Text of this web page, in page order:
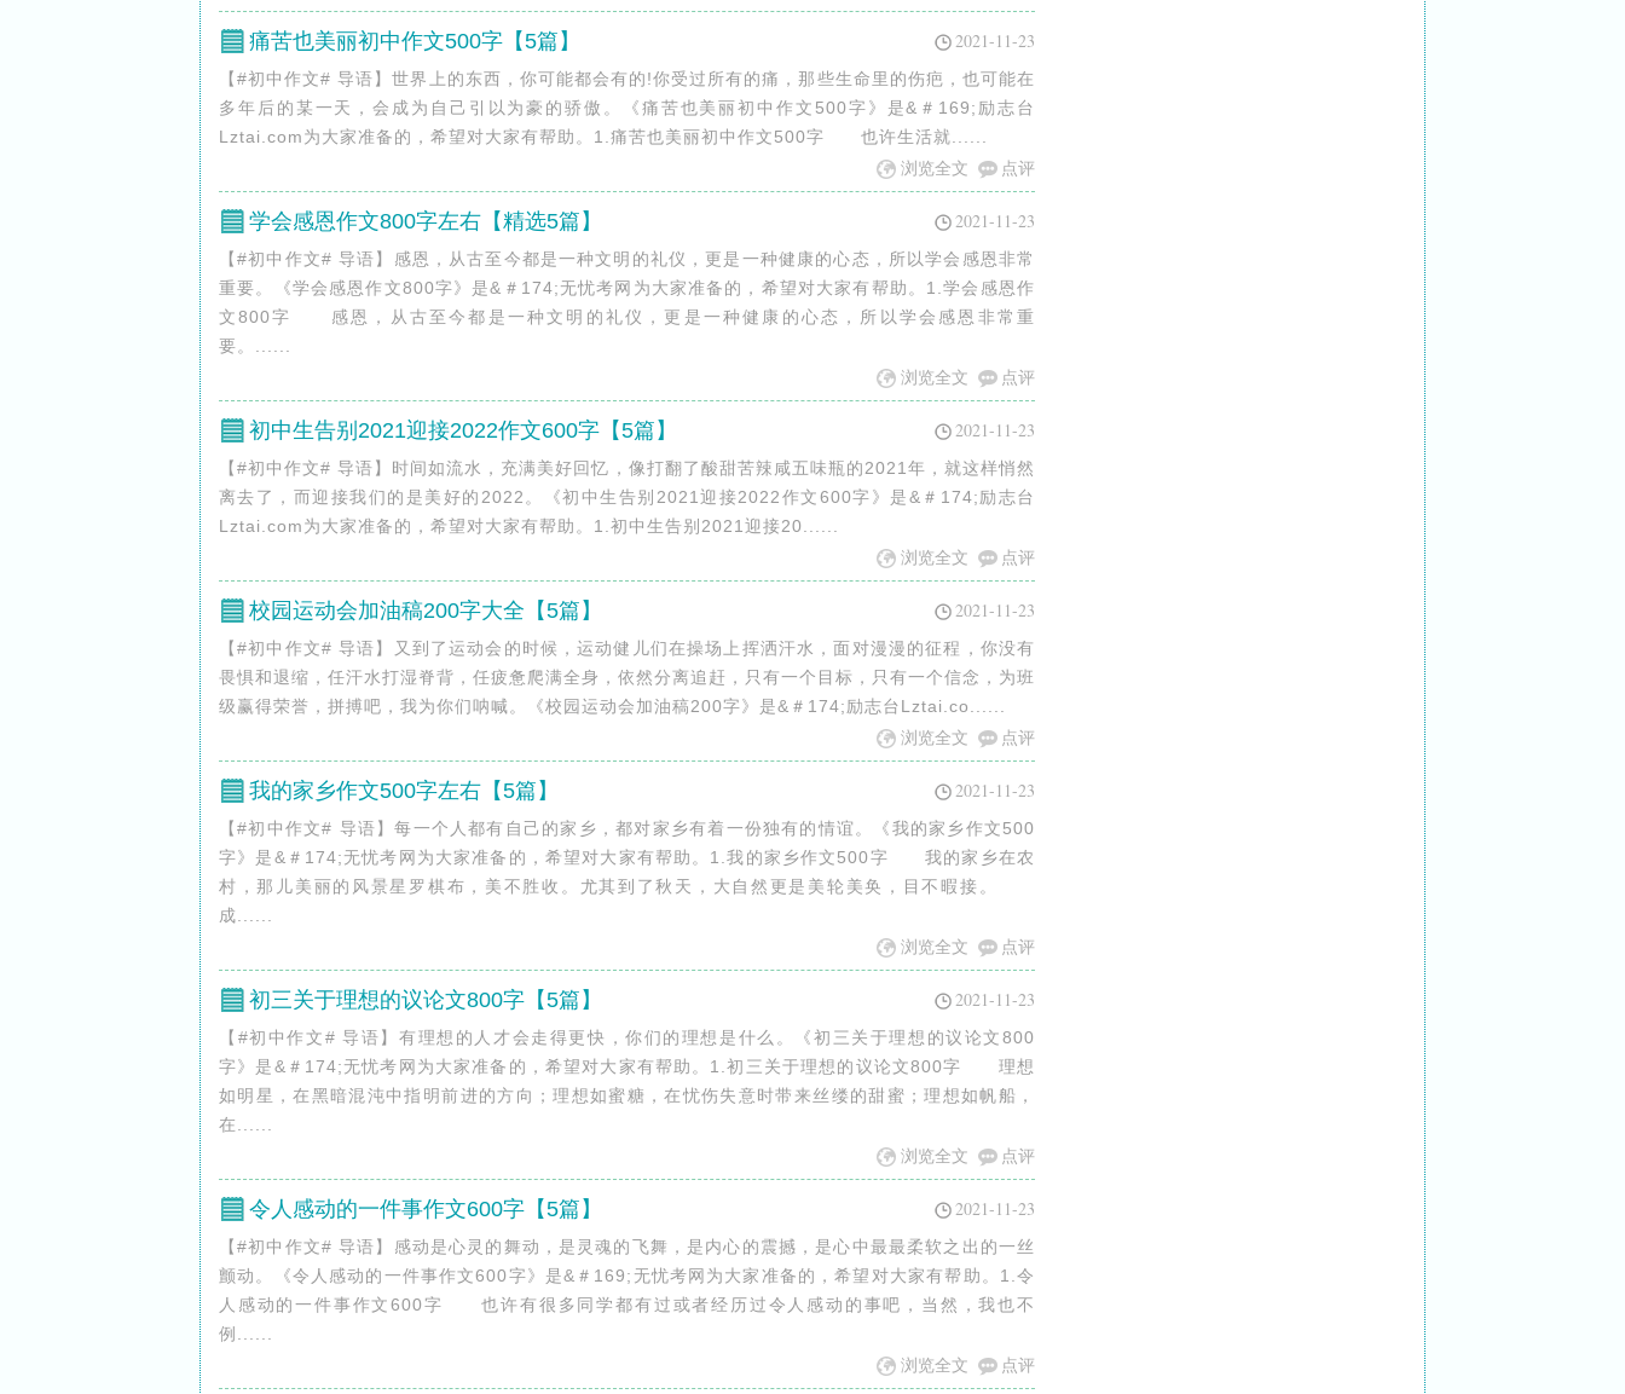
痛苦也美丽初中作文500字【5篇】 2021-11-23
【#初中作文# 导语】世界上的东西，你可能都会有的!你受过所有的痛，那些生命里的伤疤，也可能在
多年后的某一天，会成为自己引以为豪的骄傲。《痛苦也美丽初中作文500字》是&＃169;励志台
Lztai.com为大家准备的，希望对大家有帮助。1.痛苦也美丽初中作文500字 也许生活就......
浏览全文 点评
学会感恩作文800字左右【精选5篇】 2021-11-23
【#初中作文# 导语】感恩，从古至今都是一种文明的礼仪，更是一种健康的心态，所以学会感恩非常
重要。《学会感恩作文800字》是&＃174;无忧考网为大家准备的，希望对大家有帮助。1.学会感恩作
文800字 感恩，从古至今都是一种文明的礼仪，更是一种健康的心态，所以学会感恩非常重
要。......
浏览全文 点评
初中生告别2021迎接2022作文600字【5篇】 2021-11-23
【#初中作文# 导语】时间如流水，充满美好回忆，像打翻了酸甜苦辣咸五味瓶的2021年，就这样悄然
离去了，而迎接我们的是美好的2022。《初中生告别2021迎接2022作文600字》是&＃174;励志台
Lztai.com为大家准备的，希望对大家有帮助。1.初中生告别2021迎接20......
浏览全文 点评
校园运动会加油稿200字大全【5篇】 2021-11-23
【#初中作文# 导语】又到了运动会的时候，运动健儿们在操场上挥洒汗水，面对漫漫的征程，你没有
畏惧和退缩，任汗水打湿脊背，任疲惫爬满全身，依然分离追赶，只有一个目标，只有一个信念，为班
级赢得荣誉，拼搏吧，我为你们呐喊。《校园运动会加油稿200字》是&＃174;励志台Lztai.co......
浏览全文 点评
我的家乡作文500字左右【5篇】 2021-11-23
【#初中作文# 导语】每一个人都有自己的家乡，都对家乡有着一份独有的情谊。《我的家乡作文500
字》是&＃174;无忧考网为大家准备的，希望对大家有帮助。1.我的家乡作文500字 我的家乡在农
村，那儿美丽的风景星罗棋布，美不胜收。尤其到了秋天，大自然更是美轮美奂，目不暇接。
成......
浏览全文 点评
初三关于理想的议论文800字【5篇】 2021-11-23
【#初中作文# 导语】有理想的人才会走得更快，你们的理想是什么。《初三关于理想的议论文800
字》是&＃174;无忧考网为大家准备的，希望对大家有帮助。1.初三关于理想的议论文800字 理想
如明星，在黑暗混沌中指明前进的方向；理想如蜜糖，在忧伤失意时带来丝缕的甜蜜；理想如帆船，
在......
浏览全文 点评
令人感动的一件事作文600字【5篇】 2021-11-23
【#初中作文# 导语】感动是心灵的舞动，是灵魂的飞舞，是内心的震撼，是心中最最柔软之出的一丝
颤动。《令人感动的一件事作文600字》是&＃169;无忧考网为大家准备的，希望对大家有帮助。1.令
人感动的一件事作文600字 也许有很多同学都有过或者经历过令人感动的事吧，当然，我也不
例......
浏览全文 点评